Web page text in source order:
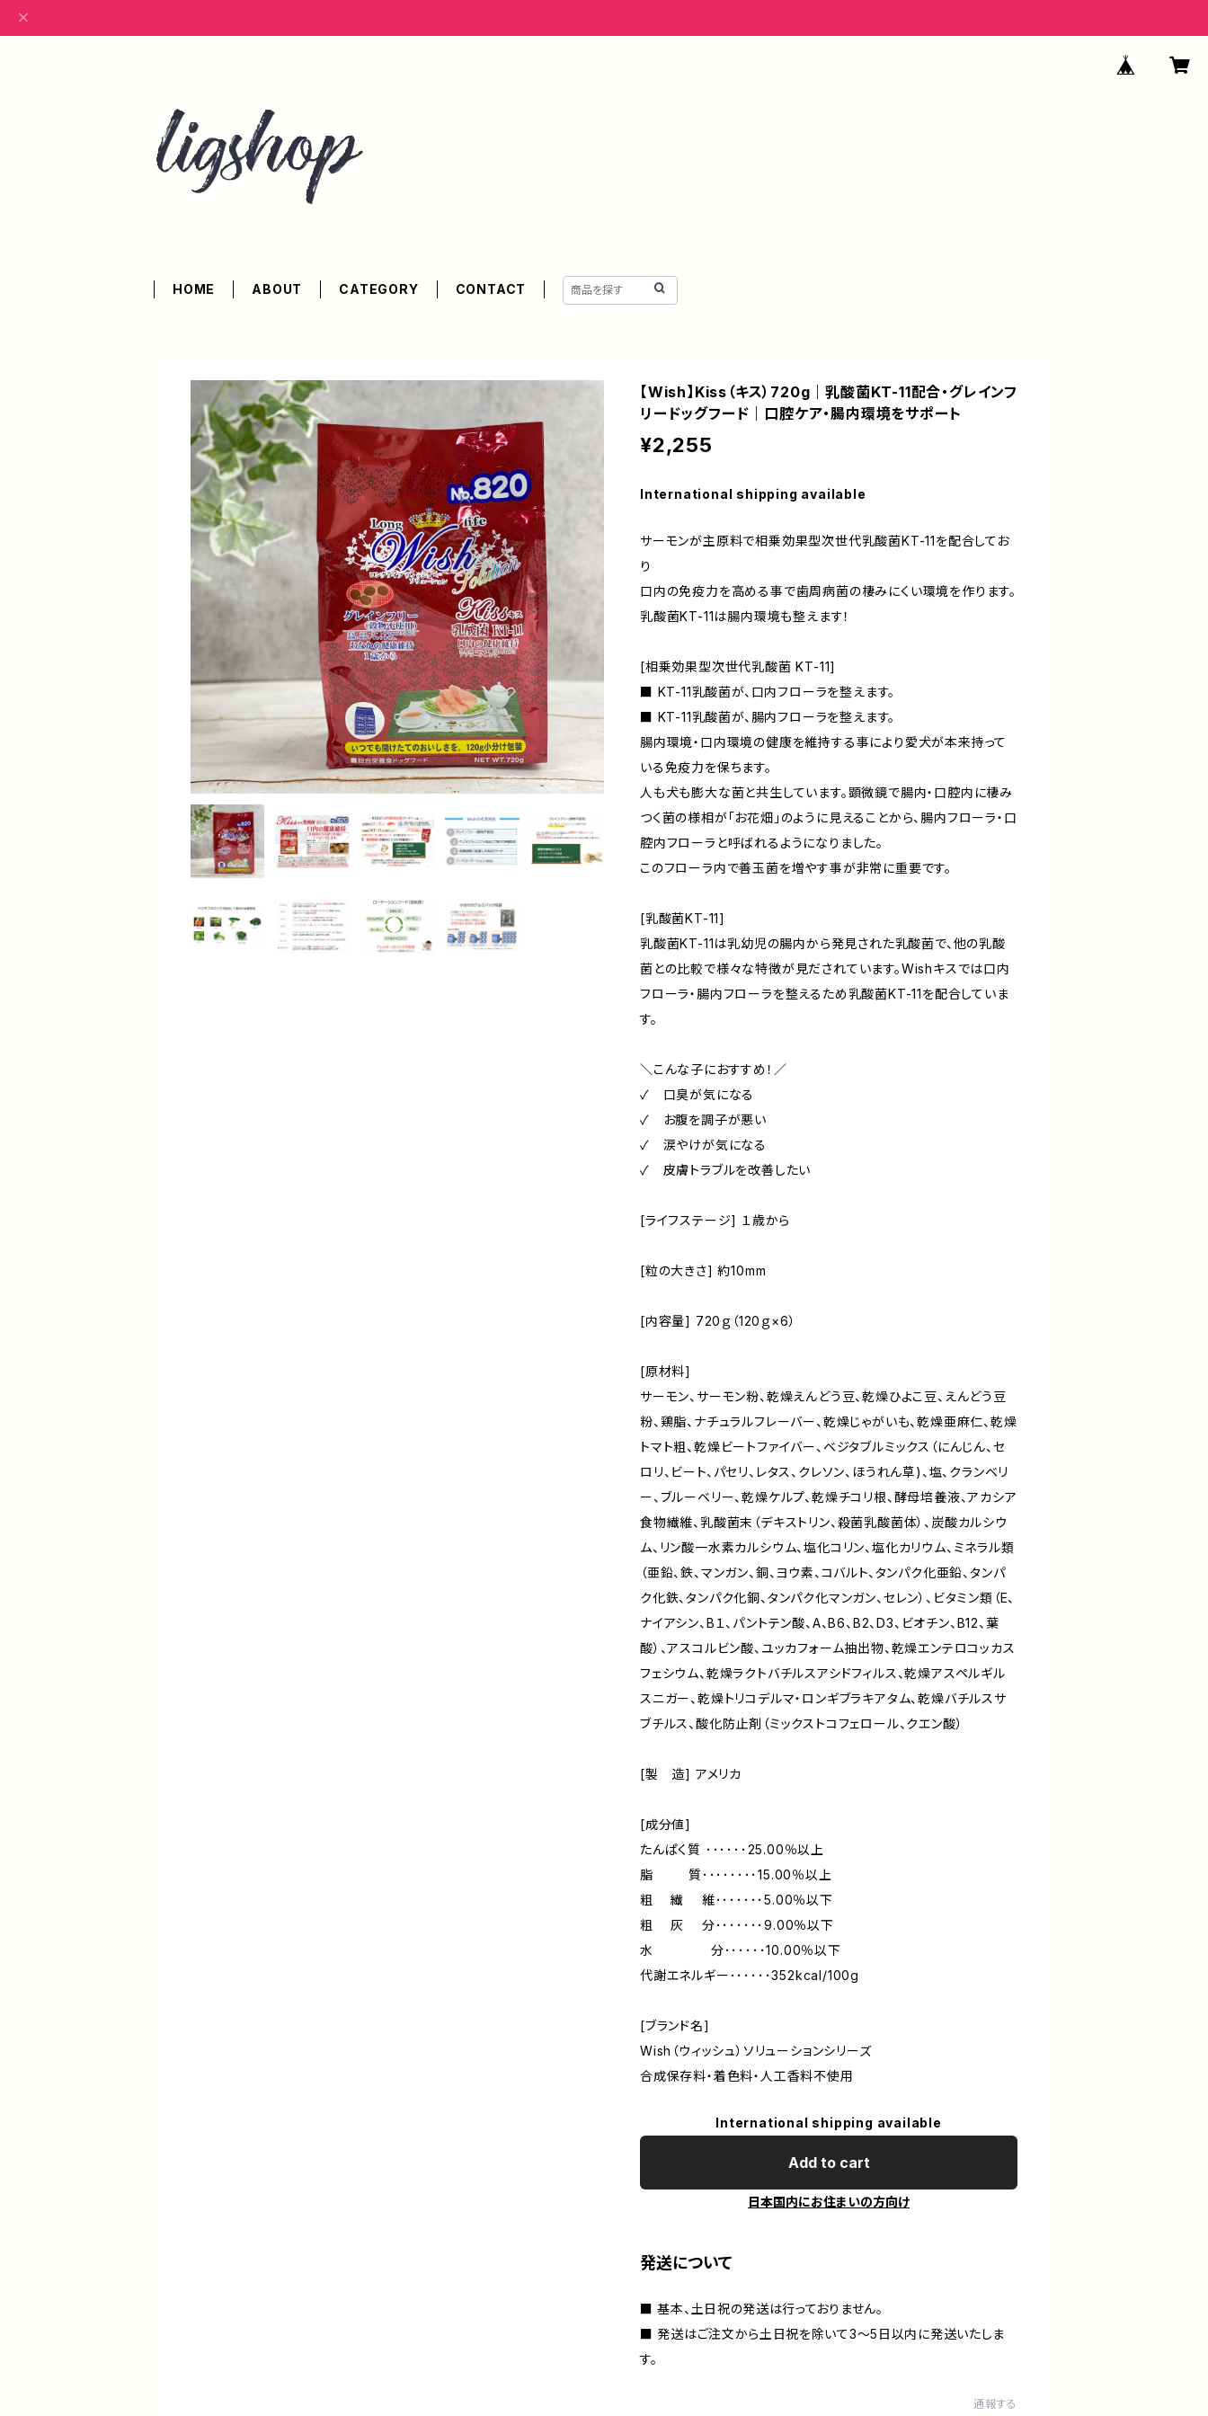
HOME ABOUT CATEGORY CONTACT
【Wish】Kiss（キス）720g｜乳酸菌KT-11配合・グレインフ
リードッグフード｜口腔ケア・腸内環境をサポート
¥2,255
International shipping available
サーモンが主原料で相乗効果型次世代乳酸菌KT-11を配合してお
り
口内の免疫力を高める事で歯周病菌の棲みにくい環境を作ります。
乳酸菌KT-11は腸内環境も整えます！
[相乗効果型次世代乳酸菌 KT-11]
■ KT-11乳酸菌が、口内フローラを整えます。
■ KT-11乳酸菌が、腸内フローラを整えます。
腸内環境・口内環境の健康を維持する事により愛犬が本来持って
いる免疫力を保ちます。
人も犬も膨大な菌と共生しています。顕微鏡で腸内・口腔内に棲み
つく菌の様相が「お花畑」のように見えることから、腸内フローラ・口
腔内フローラと呼ばれるようになりました。
このフローラ内で善玉菌を増やす事が非常に重要です。
[乳酸菌KT-11]
乳酸菌KT-11は乳幼児の腸内から発見された乳酸菌で、他の乳酸
菌との比較で様々な特徴が見だされています。Wishキスでは口内
フローラ・腸内フローラを整えるため乳酸菌KT-11を配合していま
す。
＼こんな子におすすめ！／
✓ 口臭が気になる
✓ お腹を調子が悪い
✓ 涙やけが気になる
✓ 皮膚トラブルを改善したい
[ライフステージ] １歳から
[粒の大きさ] 約10mm
[内容量] 720ｇ（120ｇ×6）
[原材料]
サーモン、サーモン粉、乾燥えんどう豆、乾燥ひよこ豆、えんどう豆
粉、鶏脂、ナチュラルフレーバー、乾燥じゃがいも、乾燥亜麻仁、乾燥
トマト粗、乾燥ビートファイバー、ベジタブルミックス（にんじん、セ
ロリ、ビート、パセリ、レタス、クレソン、ほうれん草)、塩、クランベリ
ー、ブルーベリー、乾燥ケルプ、乾燥チコリ根、酵母培養液、アカシア
食物繊維、乳酸菌末（デキストリン、殺菌乳酸菌体）、炭酸カルシウ
ム、リン酸一水素カルシウム、塩化コリン、塩化カリウム、ミネラル類
（亜鉛、鉄、マンガン、銅、ヨウ素、コバルト、タンパク化亜鉛、タンパ
ク化鉄、タンパク化銅、タンパク化マンガン、セレン）、ビタミン類（E、
ナイアシン、B１、パントテン酸、A、B6、B2、D3、ビオチン、B12、葉
酸）、アスコルビン酸、ユッカフォーム抽出物、乾燥エンテロコッカス
フェシウム、乾燥ラクトバチルスアシドフィルス、乾燥アスペルギル
スニガー、乾燥トリコデルマ・ロンギブラキアタム、乾燥バチルスサ
ブチルス、酸化防止剤（ミックストコフェロール、クエン酸）
[製 造] アメリカ
[成分値]
たんぱく質 ･･････25.00％以上
脂 質････････15.00％以上
粗 繊 維･･･････5.00％以下
粗 灰 分･･･････9.00％以下
水 分･･････10.00％以下
代謝エネルギー･･････352kcal/100g
[ブランド名]
Wish（ウィッシュ）ソリューションシリーズ
合成保存料・着色料・人工香料不使用
International shipping available
Add to cart
日本国内にお住まいの方向け
発送について
■ 基本、土日祝の発送は行っておりません。
■ 発送はご注文から土日祝を除いて3〜5日以内に発送いたしま
す。
通報する